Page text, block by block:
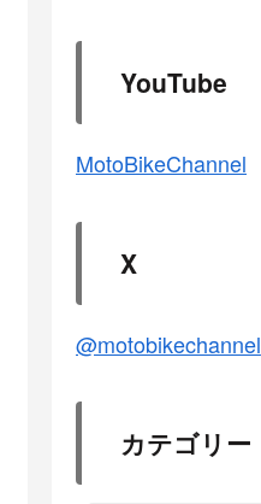
YouTube
MotoBikeChannel
X
@motobikechannel
カテゴリー